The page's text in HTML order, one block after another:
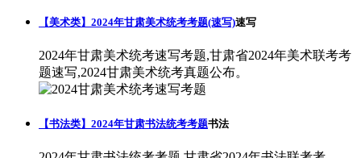
【美术类】2024年甘肃美术统考考题(速写)速写
2024年甘肃美术统考速写考题,甘肃省2024年美术联考考
题速写,2024甘肃美术统考真题公布。
【书法类】2024年甘肃书法统考考题书法